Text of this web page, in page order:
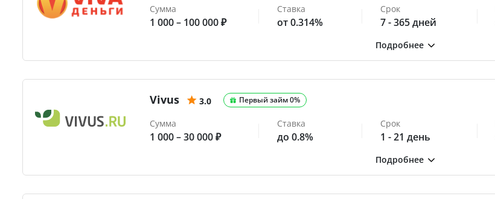
Сумма
1 000 – 100 000 ₽
Ставка
от 0.314%
Срок
7 - 365 дней
Vivus 3.0 Первый займ 0%
Сумма
1 000 – 30 000 ₽
Ставка
до 0.8%
Срок
1 - 21 день